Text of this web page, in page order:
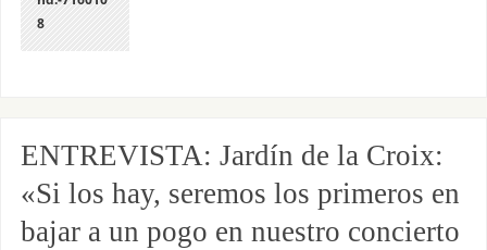
ENTREVISTA: Jardín de la Croix:
«Si los hay, seremos los primeros en
bajar a un pogo en nuestro concierto